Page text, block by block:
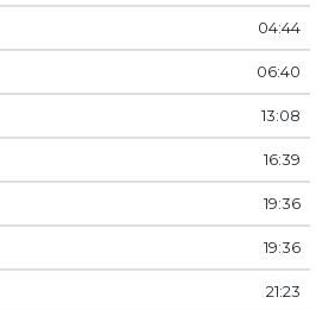
04:44
06:40
13:08
16:39
19:36
19:36
21:23